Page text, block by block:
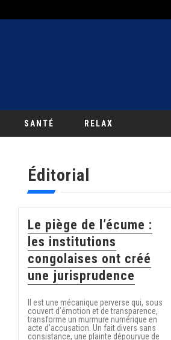
SANTÉ RELAX
Éditorial
Le piège de l’écume :
les institutions
congolaises ont créé
une jurisprudence
Il est une mécanique perverse qui, sous
couvert d’émotion et de transparence,
transforme un murmure numérique en
acte d’accusation. Un fait divers sans
consistance, une plainte dépourvue de